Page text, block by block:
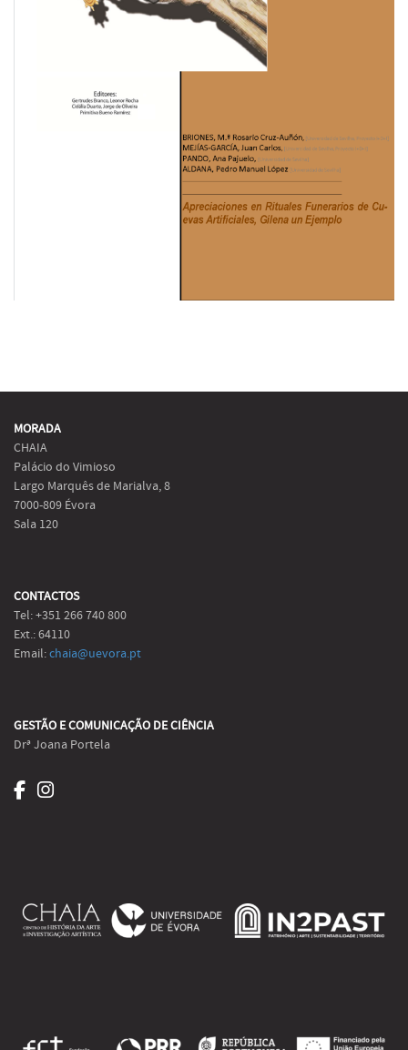
MORADA
CHAIA
Palácio do Vimioso
Largo Marquês de Marialva, 8
7000-809 Évora
Sala 120
CONTACTOS
Tel: +351 266 740 800
Ext.: 64110
Email:chaia@uevora.pt
GESTÃO E COMUNICAÇÃO DE CIÊNCIA
Drª Joana Portela